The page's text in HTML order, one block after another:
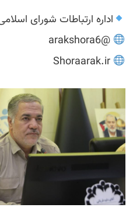
اداره ارتباطات شورای
@arakshora6
Shoraarak.ir